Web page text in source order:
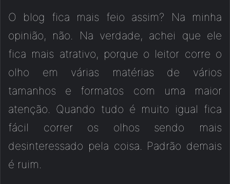
O blog fica mais feio assim? Na minha
opinião, não. Na verdade, achei que ele
fica mais atrativo, porque o leitor corre o
olho em várias matérias de vários
tamanhos e formatos com uma maior
atenção. Quando tudo é muito igual fica
fácil correr os olhos sendo mais
desinteressado pela coisa. Padrão demais
é ruim.